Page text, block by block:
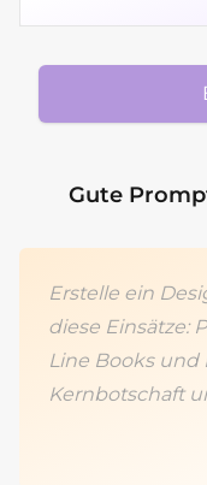
Gute
Erstelle ein
diese Einsätze:
Line Books und
Kernbotschaft